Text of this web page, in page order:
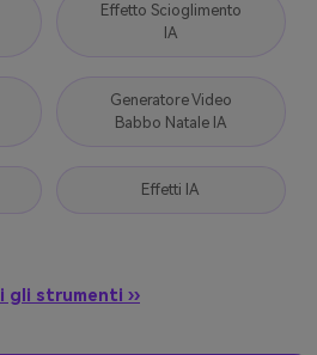
Effetto Scioglimento
IA
Generatore Video
Babbo Natale IA
Effetti IA
strumenti ››